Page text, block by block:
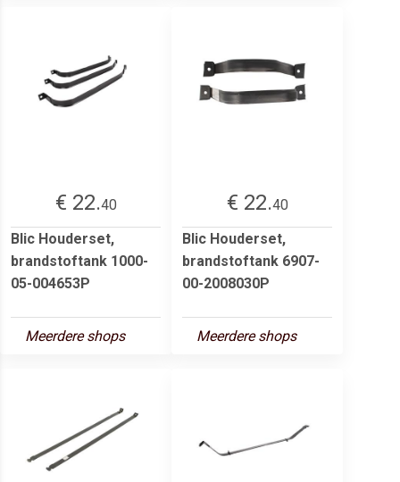
€ 22.40
Blic Houderset,
brandstoftank 1000-
05-004653P
Meerdere shops
€ 22.40
Blic Houderset,
brandstoftank 6907-
00-2008030P
Meerdere shops